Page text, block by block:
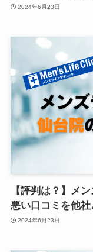
2024年6月23日
【評判は？】メ
悪い口コミを他
2024年6月23日